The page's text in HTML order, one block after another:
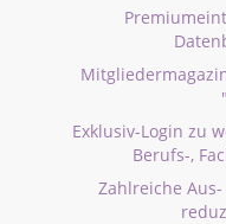
Exklusiv-Login zu
Berufs-,
Zahlreiche